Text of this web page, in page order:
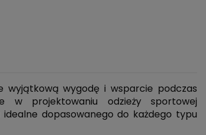
wyjątkową wygodę i wsparcie podczas
w projektowaniu odzieży sportowej
dopasowanego do każdego typu